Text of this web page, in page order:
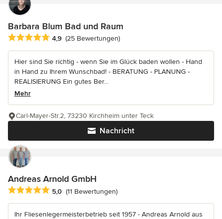
Barbara Blum Bad und Raum
Durchschnittliche Bewertung: 4.9 von 5 Sternen
4,9 (25 Bewertungen)
Hier sind Sie richtig - wenn Sie im Glück baden wollen - Hand
in Hand zu Ihrem Wunschbad! - BERATUNG - PLANUNG -
REALISIERUNG Ein gutes Ber...
Mehr
Nachricht
Carl-Mayer-Str.2, 73230 Kirchheim unter Teck
Andreas Arnold GmbH
Durchschnittliche Bewertung: 5 von 5 Sternen
5,0 (11 Bewertungen)
Ihr Fliesenlegermeisterbetrieb seit 1957 - Andreas Arnold aus